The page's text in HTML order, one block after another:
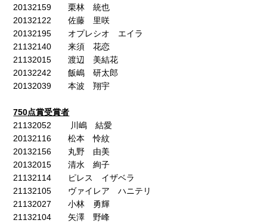
20132159 栗林 統也
20132122 佐藤 里咲
20132195 オプレシオ エイラ
21132140 来須 花恋
21132015 渡辺 美結花
20132242 飯嶋 研太郎
20132039 本波 翔宇
750点賞受賞者
21132052 川嶋 結愛
20132116 松本 怜紋
20132156 丸野 由美
20132015 清水 絢子
21132114 ピレス イザベラ
21132105 ヴァイレア ハニテリ
21132027 小林 勇輝
21132104 矢澤 野峰